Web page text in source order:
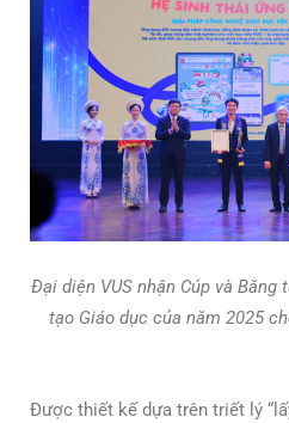
Đại diện VUS nhận Cúp và Bằng
tạo Giáo dục của năm 2025
Được thiết kế dựa trên triết lý